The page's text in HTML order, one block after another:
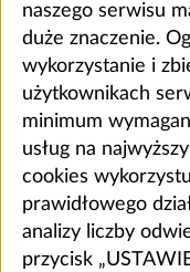
naszego serwisu
duże znaczenie.
wykorzystanie i
użytkownikach
minimum
usług na
cookies
prawidłowego
analizy liczby
przycisk